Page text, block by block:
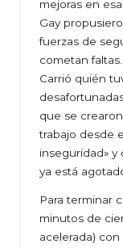
mejoras en
Gay
fuerzas de
cometan
Carrió quién
que se
trabajo desde
inseguridad» y
ya está
Para terminar
minutos de
acelerada)